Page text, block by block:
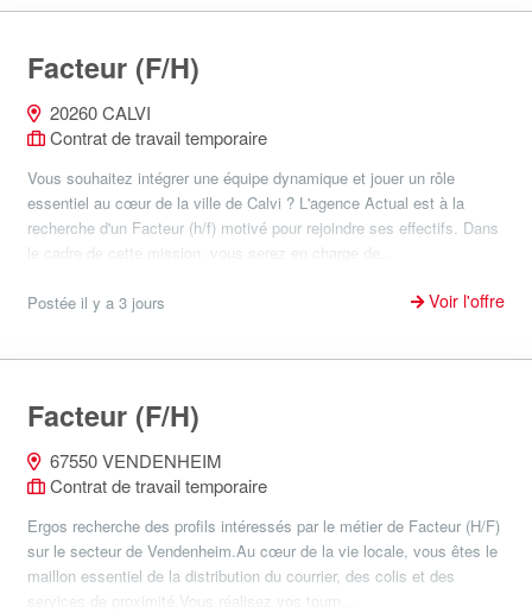
Facteur (F/H)
20260 CALVI
Contrat de travail temporaire
Vous souhaitez intégrer une équipe dynamique et jouer un rôle
essentiel au cœur de la ville de Calvi ? L'agence Actual est à la
recherche d'un Facteur (h/f) motivé pour rejoindre ses effectifs. Dans
le cadre de cette mission, vous serez en charge de...
Postée il y a 3 jours Voir l'offre
Facteur (F/H)
67550 VENDENHEIM
Contrat de travail temporaire
Ergos recherche des profils intéressés par le métier de Facteur (H/F)
sur le secteur de Vendenheim.Au cœur de la vie locale, vous êtes le
maillon essentiel de la distribution du courrier, des colis et des
services de proximité.Vous réalisez vos tourn...